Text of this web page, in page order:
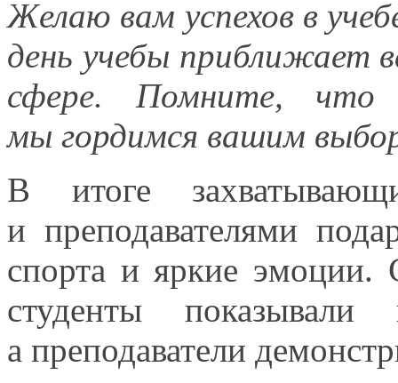
Желаю вам успехов в
день учебы приближает
сфере. Помните,
мы гордимся вашим
В итоге
и преподавателями
спорта и яркие эмоции.
студенты
а преподаватели